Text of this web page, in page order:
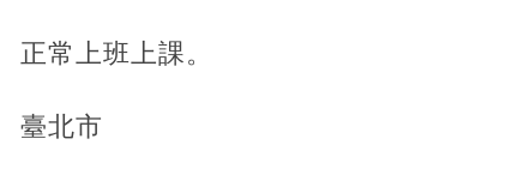
正常上班上課。
臺北市